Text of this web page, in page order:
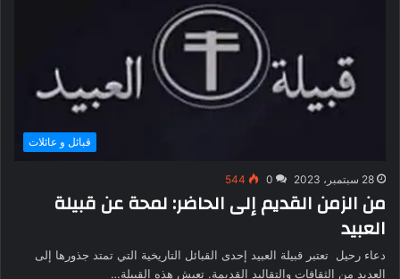
قبائل و عائلات
28 سبتمبر، 2023 0
544
من الزمن القديم إلى الحاضر: لمحة عن قبيلة
العبيد
دعاء رحيل تعتبر قبيلة العبيد إحدى القبائل التاريخية التي تمتد جذورها إلى
العديد من الثقافات والتقاليد القديمة. تعيش هذه القبيلة…